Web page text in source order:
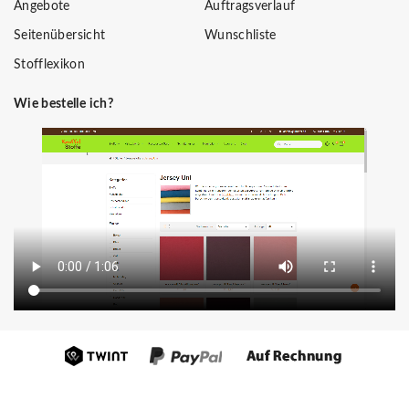
Angebote
Seitenübersicht
Stofflexikon
Auftragsverlauf
Wunschliste
Wie bestelle ich?